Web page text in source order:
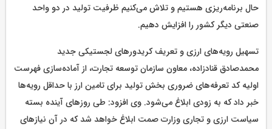
حال برنامه‌ریزی هستیم و تلاش می‌کنیم ظرفیت تولید در دو واحد
صنعتی دیگر کشور را افزایش دهیم.
تسهیل رویه‌های ارزی و تعریف کریدورهای لجستیکی جدید
محمدصادق قنادزاده، معاون سازمان توسعه تجارت، از آماده‌سازی فهرست
اولیه کد تعرفه‌های ضروری بخش تولید برای تامین ارز با حداقل رویه‌ها
خبر داد که به زودی ابلاغ می‌شود. وی افزود: طی روزهای آینده بسته
سیاست ارزی و تجاری وزارت صمت ابلاغ خواهد شد که در آن نیازهای